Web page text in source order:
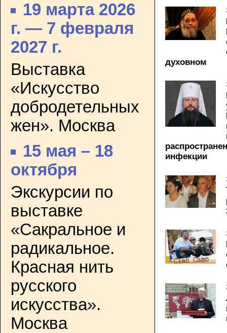
19 марта 2026
г. — 7 февраля
2027 г.
Выставка
«Искусство
добродетельных
жен». Москва
15 мая – 18
октября
Экскурсии по
выставке
«Сакральное и
радикальное.
Красная нить
русского
искусства».
Москва
духовном
инфекции